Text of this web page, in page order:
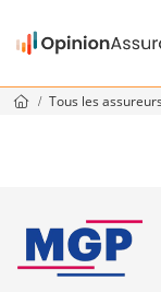
Tous les assureurs